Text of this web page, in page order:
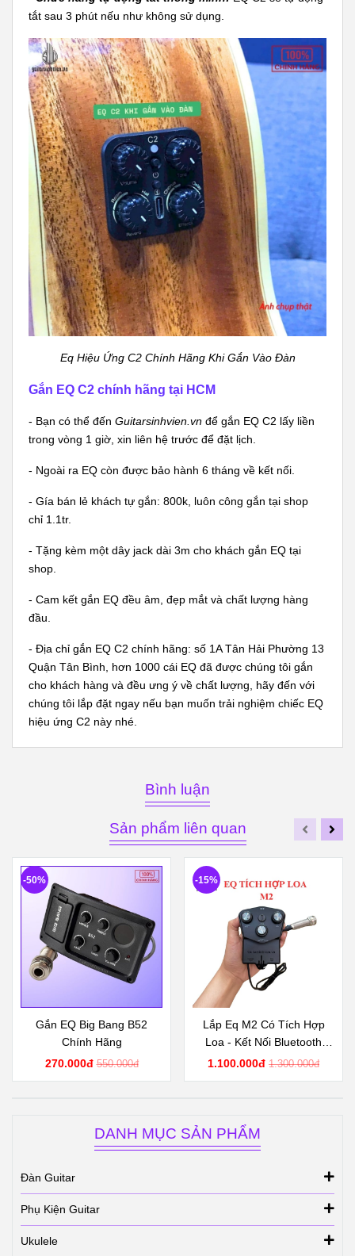
tắt sau 3 phút nếu như không sử dụng.
Eq Hiệu Ứng C2 Chính Hãng Khi Gắn Vào Đàn
Gắn EQ C2 chính hãng tại HCM
- Bạn có thể đến Guitarsinhvien.vn để gắn EQ C2 lấy liền
trong vòng 1 giờ, xin liên hệ trước để đặt lịch.
- Ngoài ra EQ còn được bảo hành 6 tháng về kết nối.
- Gía bán lẻ khách tự gắn: 800k, luôn công gắn tại shop
chỉ 1.1tr.
- Tặng kèm một dây jack dài 3m cho khách gắn EQ tại
shop.
- Cam kết gắn EQ đều âm, đẹp mắt và chất lượng hàng
đầu.
- Địa chỉ gắn EQ C2 chính hãng: số 1A Tân Hải Phường 13
Quận Tân Bình, hơn 1000 cái EQ đã được chúng tôi gắn
cho khách hàng và đều ưng ý về chất lượng, hãy đến với
chúng tôi lắp đặt ngay nếu bạn muốn trải nghiệm chiếc EQ
hiệu ứng C2 này nhé.
Bình luận
Sản phẩm liên quan
Gắn EQ Big Bang B52
Chính Hãng
270.000đ 550.000đ
-50%
Lắp Eq M2 Có Tích Hợp
Loa - Kết Nối Bluetooth
Không Dây Chính Hãng
1.100.000đ 1.300.000đ
-15%
DANH MỤC SẢN PHẨM
Đàn Guitar
Phụ Kiện Guitar
Ukulele